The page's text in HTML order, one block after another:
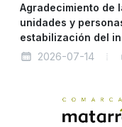
Agradecimiento de
unidades y
estabilización del
2026-07-14